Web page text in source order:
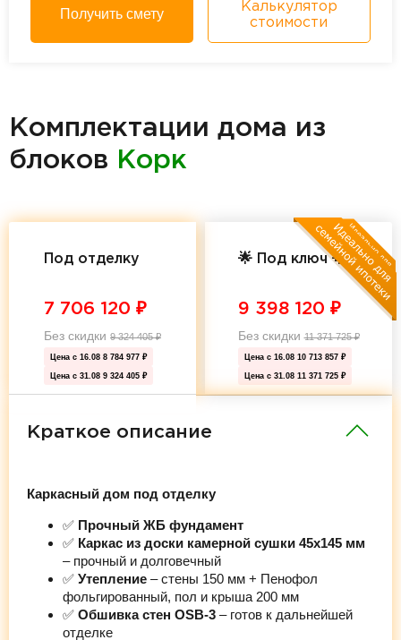
Получить смету
Калькулятор
стоимости
Комплектации дома из
блоков Корк
Под отделку
7 706 120 ₽
Без скидки 9 324 405₽
Цена с 16.08 8 784 977 ₽
Цена с 31.08 9 324 405 ₽
🌟 Под ключ 🌟
9 398 120 ₽
Без скидки11 371 725₽
Цена с 16.08 10 713 857 ₽
Цена с 31.08 11 371 725 ₽
Краткое описание
Каркасный дом под отделку
✅ Прочный ЖБ фундамент
✅ Каркас из доски камерной сушки 45х145 мм
– прочный и долговечный
✅ Утепление – стены 150 мм + Пенофол
фольгированный, пол и крыша 200 мм
✅ Обшивка стен OSB-3 – готов к дальнейшей
отделке